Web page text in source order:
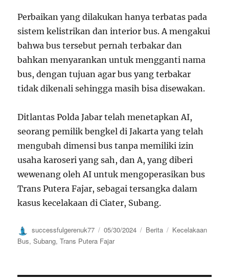
Perbaikan yang dilakukan hanya terbatas pada
sistem kelistrikan dan interior bus. A mengakui
bahwa bus tersebut pernah terbakar dan
bahkan menyarankan untuk mengganti nama
bus, dengan tujuan agar bus yang terbakar
tidak dikenali sehingga masih bisa disewakan.
Ditlantas Polda Jabar telah menetapkan AI,
seorang pemilik bengkel di Jakarta yang telah
mengubah dimensi bus tanpa memiliki izin
usaha karoseri yang sah, dan A, yang diberi
wewenang oleh AI untuk mengoperasikan bus
Trans Putera Fajar, sebagai tersangka dalam
kasus kecelakaan di Ciater, Subang.
Author
successfulgerenuk77
Posted
on
05/30/2024 Categories
Berita Tags
Kecelakaan
Bus,Subang,Trans Putera Fajar